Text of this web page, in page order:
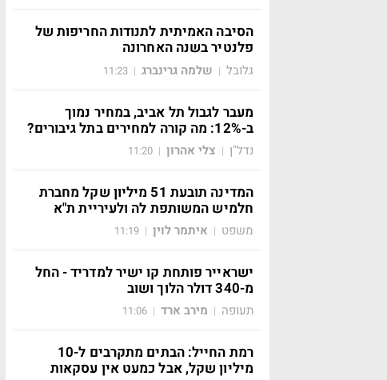
הסיבה האמיתית לתנודות החריפות של
פלנטיר בשנה האחרונה
גלובל | שלמה גרינברג |
11:23
מעבר לגבול תל אביב, במחיר נמוך
ב-12%: מה קורה למחירים בתל גיבורים?
נדל"ן | צלי אהרון |
11:20
המדינה תובעת 51 מיליון שקל מחברת
חלמיש המשותפת לה ולעיריית ת"א
משפט | איתמר לוין |
11:19
ישראייר פותחת קו ישיר למדריד - החל
מ-340 דולר הלוך ושוב
תעופה | מירב ארד |
11:06
רמת החייל: הבתים מתקרבים ל-10
מיליון שקל, אבל כמעט אין עסקאות